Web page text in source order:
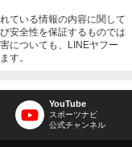
ている情報の内容に関して
安全性を保証するものでは
についても、LINEヤフー
す。
YouTube
スポーツナビ
公式チャンネル